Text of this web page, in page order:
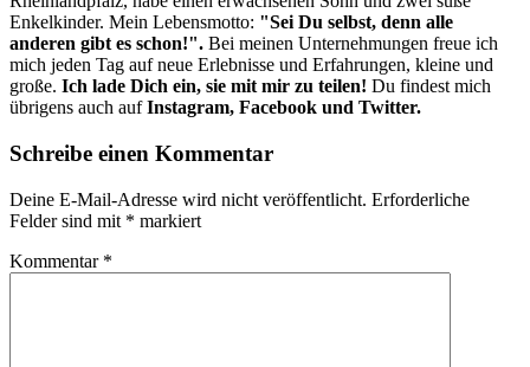
Enkelkinder. Mein Lebensmotto: "Sei Du selbst, denn alle
anderen gibt es schon!". Bei meinen Unternehmungen freue ich
mich jeden Tag auf neue Erlebnisse und Erfahrungen, kleine und
große. Ich lade Dich ein, sie mit mir zu teilen! Du findest mich
übrigens auch aufInstagram, Facebook und Twitter.
Schreibe einen Kommentar
Deine E-Mail-Adresse wird nicht veröffentlicht. Erforderliche
Felder sind mit * markiert
Kommentar *